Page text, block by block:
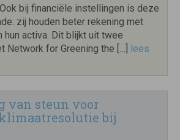
bij financiële instellingen is deze
zij houden beter rekening met
hun activa. Dit blijkt uit twee
Network for Greening the […] lees
van steun voor
bij